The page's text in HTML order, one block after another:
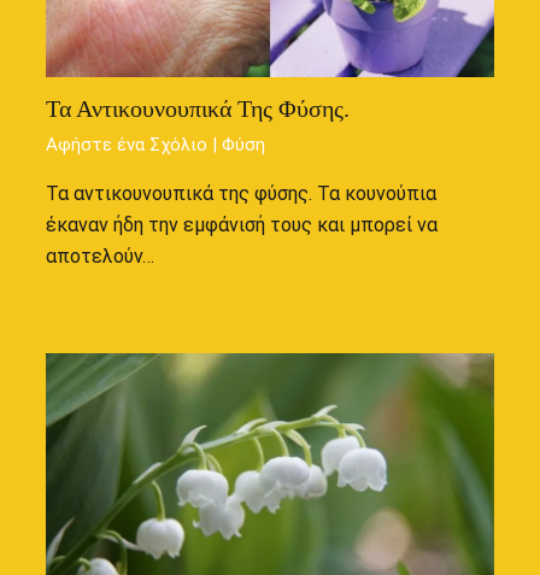
Τα Αντικουνουπικά Της Φύσης.
Αφήστε ένα Σχόλιο |Φύση
Τα αντικουνουπικά της φύσης. Τα κουνούπια
έκαναν ήδη την εμφάνισή τους και μπορεί να
αποτελούν…